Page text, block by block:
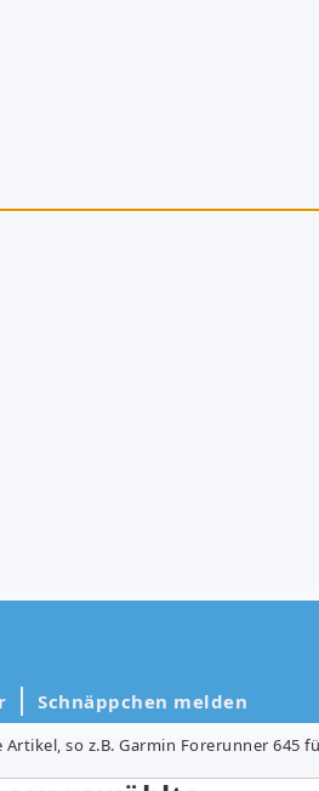
Schnäppchen melden
so z.B. Garmin Forerunner 645